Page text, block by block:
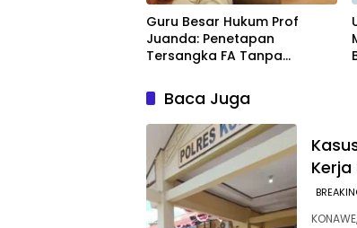
Guru Besar Hukum Prof
Juanda: Penetapan
Tersangka FA Tanpa
Tersangka Tetap Sah
Secara Hukum
Baca Juga